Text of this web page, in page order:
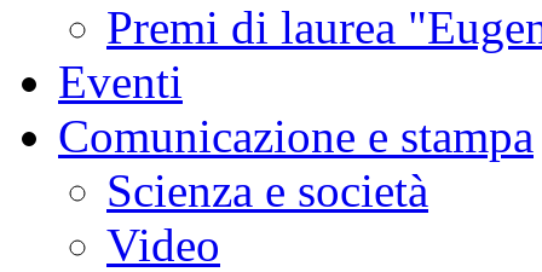
Premi di laurea
Eventi
Comunicazione e stampa
Scienza e società
Video